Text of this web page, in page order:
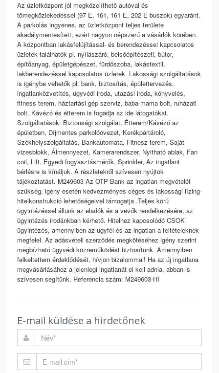
Az üzletközpont jól megközelíthető autóval és
tömegközlekedéssel (97 E, 161, 161 E, 202 E buszok) egyaránt.
A parkolás ingyenes, az üzletközpont teljes területe
akadálymentesített, ezért nagyon népszerű a vásárlók körében.
A központban lakásfelújítással- és berendezéssel kapcsolatos
üzletek találhatók pl. nyílászáró, belsőépítészeti, bútor,
építőanyag, épületgépészet, fürdőszoba, lakástextil,
lakberendezéssel kapcsolatos üzletek. Lakossági szolgáltatások
is igénybe vehetők pl. bank, biztosítás, épülettervezés,
ingatlanközvetítés, ügyvédi iroda, utazási iroda, könyvelés,
fitness terem, háztartási gép szerviz, baba-mama bolt, ruházati
bolt. Kávézó és étterem is fogadja az ide látogatókat.
Szolgáltatások: Biztonsági szolgálat, Étterem/Kávézó az
épületben, Díjmentes parkolóövezet, Kerékpártároló,
Székhelyszolgáltatás, Bankautomata, Fitnesz terem, Saját
vizesblokk, Álmennyezet, Kamerarendszer, Nyitható ablak, Fan
coil, Lift, Egyedi fogyasztásmérők, Sprinkler, Az ingatlant
bérlésre is kínáljuk. A részletekről szívesen nyújtok
tájékoztatást. M249603 Az OTP Bank az ingatlan megvételét
szükség, igény esetén kedvezményes céges és lakossági lízing-
hitelkonstrukció lehetőségeivel támogatja .Teljes körű
ügyintézéssel állunk az eladók és a vevők rendelkezésére, az
ügyintézés irodánkban kérhető. Hitelhez kapcsolódó CSOK
ügyintézés, amennyiben az ügyfél és az ingatlan a feltételeknek
megfelel. Az adásvételi szerződés megkötéséhez igény szerint
megbízható ügyvédi közreműködést biztosítunk. Amennyiben
felkeltettem érdeklődését, hívjon bizalommal! Ha az új ingatlana
megvásárlásához a jelenlegi ingatlanát el kell adnia, abban is
szívesen segítünk. Referencia szám: M249603-HI
E-mail küldése a hirdetőnek